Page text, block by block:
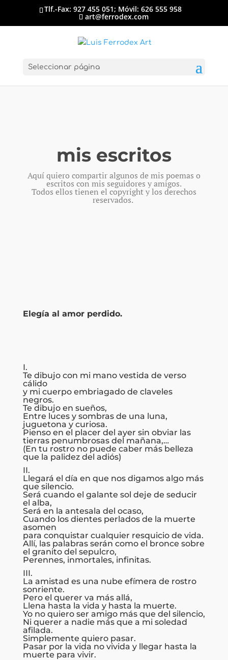
Tlf.-Fax: 927 455 051; Móvil: 626 555 958
art@ferrodex.com
Seleccionar página
mis escritos
Aquí quiero compartir algunos de mis poemas o
escritos con mis seguidores y amigos.
Todos ellos tienen el copyright y los derechos
reservados.
Elegía al amor perdido.
I.
Te dibujo con mi mano vestida de verso
cálido
y mi cuerpo embriagado de claveles
negros.
Te dibujo en sueños,
Entre luces y sombras de una luna,
juguetona y curiosa.
Pienso en el placer del ayer sin obviar las
tierras penumbrosas del mañana,…
(En tu rostro no puede caber más belleza
que la palidez del adiós)
II.
Llegará el día en que nos digamos algo más
que silencio.
Será cuando el galante sol deje de seducir
el alba,
Será en la antesala del ocaso,
Cuando los dientes perlados de la muerte
asomen
para conquistar cualquier resquicio de vida.
Allí, las palabras serán como el bronce sobre
el granito del sepulcro,
Perennes, inmortales, infinitas.
III.
La amistad es una nube efímera de rostro
sonriente.
Pero el querer va más allá,
Llena hasta la vida y hasta la muerte.
Yo no quiero ser amigo más que del silencio,
Ni querer a nadie más que a mi soledad
afilada.
Simplemente quiero pasar.
Pasar por la vida no vivida y llegar hasta la
muerte para vivir.